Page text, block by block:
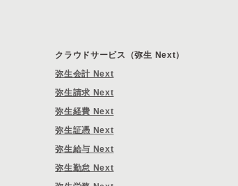
クラウドサービス（弥生 Next）
弥生会計 Next
弥生請求 Next
弥生経費 Next
弥生証憑 Next
弥生給与 Next
弥生勤怠 Next